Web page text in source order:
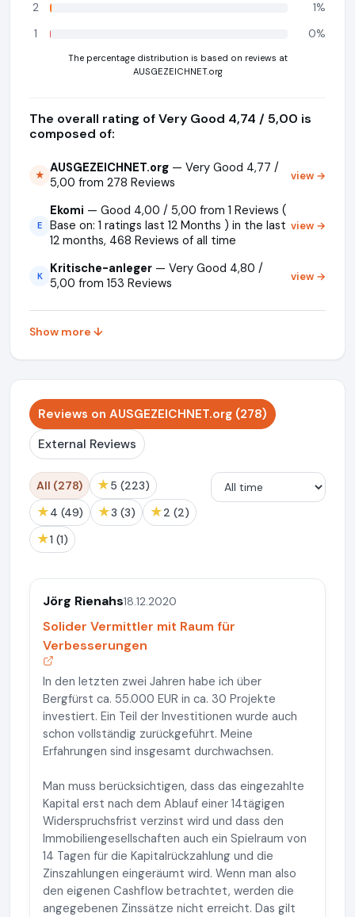
2
1%
1
0%
The percentage distribution is based on reviews at
AUSGEZEICHNET.org
The overall rating of Very Good 4,74 / 5,00 is
composed of:
★ AUSGEZEICHNET.org — Very Good 4,77 /
5,00 from 278 Reviews
view →
E
Ekomi — Good 4,00 / 5,00 from 1 Reviews (
Base on: 1 ratings last 12 Months ) in the last
12 months, 468 Reviews of all time
view →
K Kritische-anleger — Very Good 4,80 /
5,00 from 153 Reviews
view →
Show more ↓
Reviews on AUSGEZEICHNET.org (278)
External Reviews
All (278) ★ 5 (223)
★ 4 (49) ★ 3 (3) ★ 2 (2)
★ 1 (1)
Jörg Rienahs18.12.2020
Solider Vermittler mit Raum für
Verbesserungen
In den letzten zwei Jahren habe ich über
Bergfürst ca. 55.000 EUR in ca. 30 Projekte
investiert. Ein Teil der Investitionen wurde auch
schon vollständig zurückgeführt. Meine
Erfahrungen sind insgesamt durchwachsen.
Man muss berücksichtigen, dass das eingezahlte
Kapital erst nach dem Ablauf einer 14tägigen
Widerspruchsfrist verzinst wird und dass den
Immobiliengesellschaften auch ein Spielraum von
14 Tagen für die Kapitalrückzahlung und die
Zinszahlungen eingeräumt wird. Wenn man also
den eigenen Cashflow betrachtet, werden die
angegebenen Zinssätze nicht erreicht. Das gilt